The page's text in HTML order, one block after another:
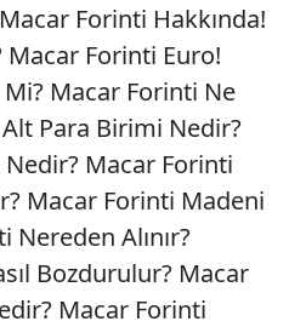
Forinti Hakkında!
Macar Forinti Euro!
Macar Forinti Ne
Para Birimi Nedir?
Macar Forinti
Macar Forinti Madeni
Nereden Alınır?
Bozdurulur? Macar
Macar Forinti